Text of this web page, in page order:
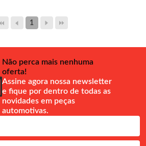
1
Não perca mais nenhuma
oferta!
Assine agora nossa newsletter
e fique por dentro de todas as
novidades em peças
automotivas.